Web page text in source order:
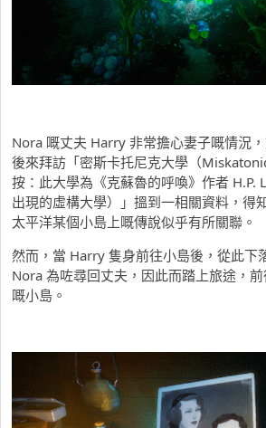
Nora 嘅丈夫 Harry 非常擔心妻子嘅情況
後來拜訪「密斯卡托尼克大學（
按：此大學為《克蘇魯的呼喚》作者 H.P.
出現的虛構大學）」搵到一相關資料，得
太平洋某個小島上嘅傳說似乎有所關聯。
然而，當 Harry 隻身前往小島後，從此下
Nora 為咗尋回丈夫，因此而踏上旅途，
嘅小島。